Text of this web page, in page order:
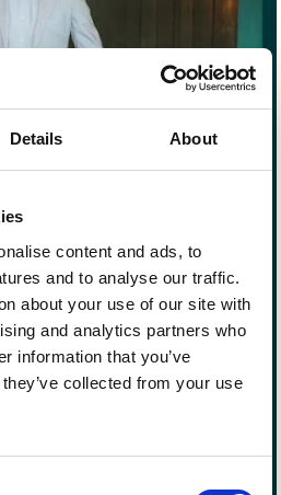
Details About
content and ads, to
and to analyse our traffic.
about your use of our site with
and analytics partners who
information that you’ve
collected from your use